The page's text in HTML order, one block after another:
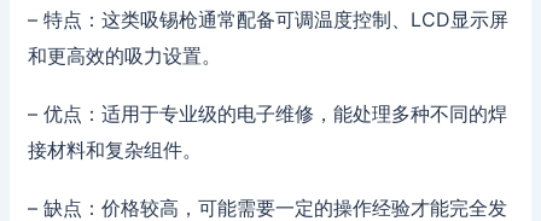
– 特点：这类吸锡枪通常配备可调温度控制、LCD显示屏
和更高效的吸力设置。
– 优点：适用于专业级的电子维修，能处理多种不同的焊
接材料和复杂组件。
– 缺点：价格较高，可能需要一定的操作经验才能完全发